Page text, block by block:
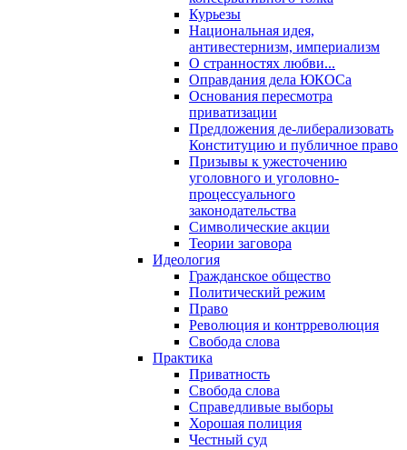
Курьезы
Национальная идея,
антивестернизм, империализм
О странностях любви...
Оправдания дела ЮКОСа
Основания пересмотра
приватизации
Предложения де-либерализовать
Конституцию и публичное право
Призывы к ужесточению
уголовного и уголовно-
процессуального
законодательства
Символические акции
Теории заговора
Идеология
Гражданское общество
Политический режим
Право
Революция и контрреволюция
Свобода слова
Практика
Приватность
Свобода слова
Справедливые выборы
Хорошая полиция
Честный суд